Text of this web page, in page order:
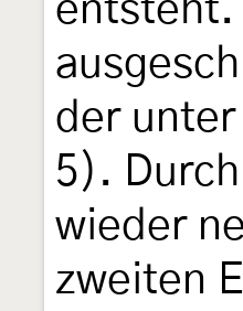
entsteht.
der
5).
wieder
zweiten